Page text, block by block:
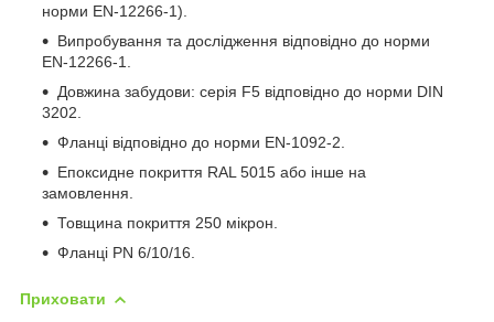
норми EN-12266-1).
Випробування та дослідження відповідно до норми
EN-12266-1.
Довжина забудови: серія F5 відповідно до норми DIN
3202.
Фланці відповідно до норми EN-1092-2.
Епоксидне покриття RAL 5015 або інше на
замовлення.
Товщина покриття 250 мікрон.
Фланці PN 6/10/16.
Приховати